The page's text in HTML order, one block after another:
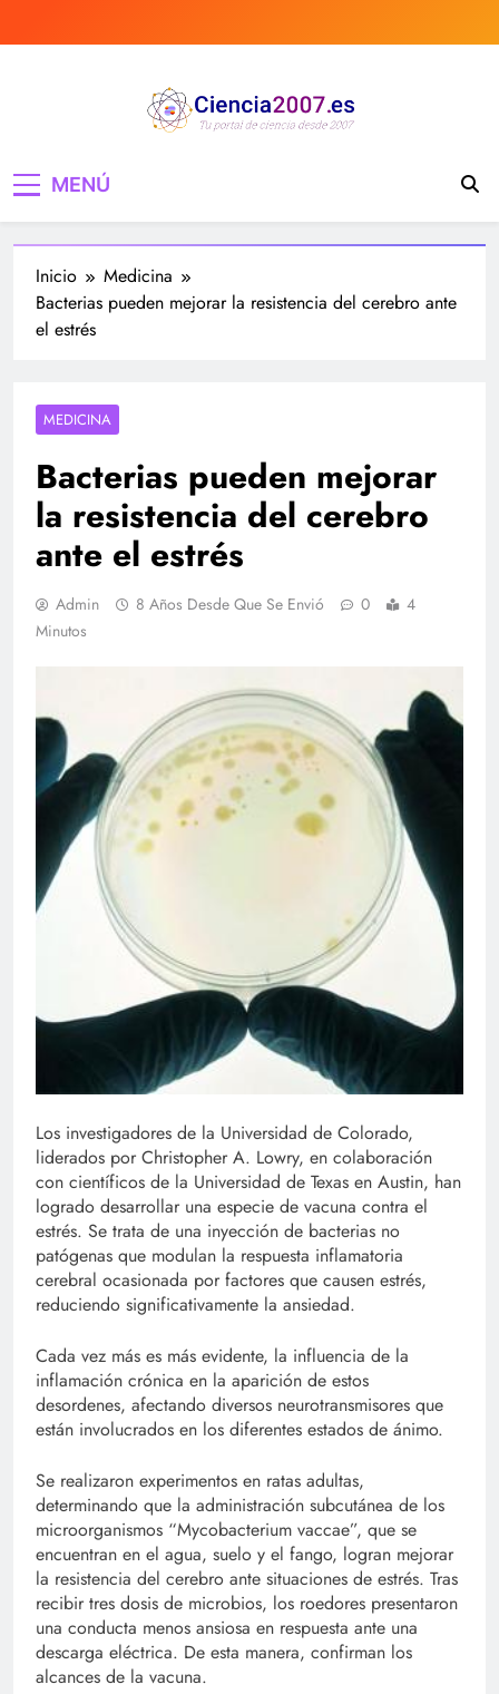
al
de Ciencia, noticias,
estudios, medicina,
investigación…
curiosidades, medicina, investigación y mucho
MENÚ
Inicio
Medicina
Bacterias pueden mejorar la resistencia del cerebro ante
el estrés
MEDICINA
Bacterias pueden mejorar
la resistencia del cerebro
ante el estrés
Admin 8 Años Desde Que Se Envió 0
4
Minutos
Los investigadores de la Universidad de Colorado,
liderados por Christopher A. Lowry, en colaboración
con científicos de la Universidad de Texas en Austin, han
logrado desarrollar una especie de vacuna contra el
estrés. Se trata de una inyección de bacterias no
patógenas que modulan la respuesta inflamatoria
cerebral ocasionada por factores que causen estrés,
reduciendo significativamente la ansiedad.
Cada vez más es más evidente, la influencia de la
inflamación crónica en la aparición de estos
desordenes, afectando diversos neurotransmisores que
están involucrados en los diferentes estados de ánimo.
Se realizaron experimentos en ratas adultas,
determinando que la administración subcutánea de los
microorganismos “Mycobacterium vaccae”, que se
encuentran en el agua, suelo y el fango, logran mejorar
la resistencia del cerebro ante situaciones de estrés. Tras
recibir tres dosis de microbios, los roedores presentaron
una conducta menos ansiosa en respuesta ante una
descarga eléctrica. De esta manera, confirman los
alcances de la vacuna.